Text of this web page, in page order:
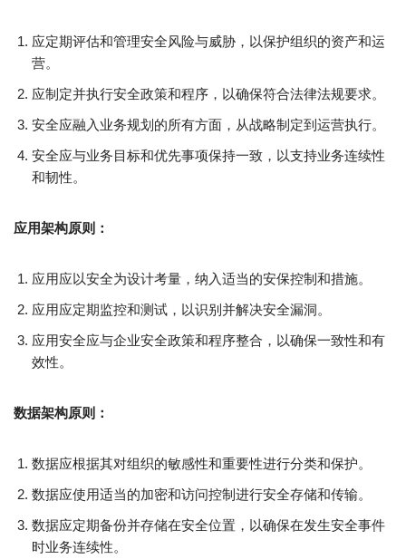
应定期评估和管理安全风险与威胁，以保护组织的资产和运
营。
应制定并执行安全政策和程序，以确保符合法律法规要求。
安全应融入业务规划的所有方面，从战略制定到运营执行。
安全应与业务目标和优先事项保持一致，以支持业务连续性
和韧性。
应用架构原则：
应用应以安全为设计考量，纳入适当的安保控制和措施。
应用应定期监控和测试，以识别并解决安全漏洞。
应用安全应与企业安全政策和程序整合，以确保一致性和有
效性。
数据架构原则：
数据应根据其对组织的敏感性和重要性进行分类和保护。
数据应使用适当的加密和访问控制进行安全存储和传输。
数据应定期备份并存储在安全位置，以确保在发生安全事件
时业务连续性。